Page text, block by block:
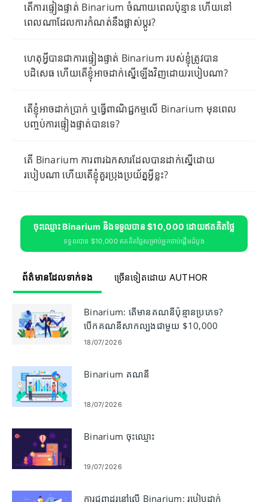
តើការផ្ទៀងផ្ទាត់ Binarium ចំណាយពេលប៉ុន្មាន ហើយនៅ
ពេលណាដែលការកំណត់នឹងផ្លាស់ប្តូរ?
ហេតុអ្វីបានជាការផ្ទៀងផ្ទាត់ Binarium របស់ខ្ញុំត្រូវបាន
បដិសេធ ហើយតើខ្ញុំអាចដាក់ស្នើឡើងវិញដោយរបៀបណា?
តើខ្ញុំអាចដាក់ប្រាក់ ឬធ្វើពាណិជ្ជកម្មលើ Binarium មុនពេល
បញ្ចប់ការផ្ទៀងផ្ទាត់បានទេ?
តើ Binarium ការពារឯកសារដែលបានដាក់ស្នើដោយ
របៀបណា ហើយតើខ្ញុំគួរប្រុងប្រយ័ត្នអ្វីខ្លះ?
ចុះឈ្មោះ Binarium និងទទួលបាន $10,000 ដោយឥតគិតថ្លៃ
ទទួលបាន $10,000 ឥតគិតថ្លៃសម្រាប់អ្នកចាប់ផ្តើមដំបូង
ព័ត៌មានដែលទាក់ទង ច្រើនទៀតដោយ AUTHOR
Binarium: តើមានគណនីប៉ុន្មានប្រភេទ?
បើកគណនីសាកល្បងជាមួយ $10,000
18/07/2026
Binarium គណនី
18/07/2026
Binarium ចុះឈ្មោះ
19/07/2026
ការជួញដូរនៅលើ Binarium: របៀបដាក់